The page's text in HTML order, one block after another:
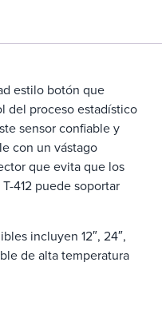
estilo botón que
del proceso estadístico
sensor confiable y
con un vástago
que evita que los
412 puede soportar
incluyen 12″, 24″,
de alta temperatura